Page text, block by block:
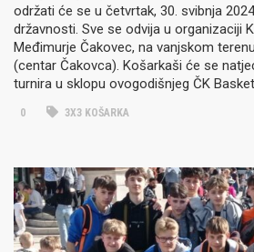
održati će se u četvrtak, 30. svibnja
državnosti. Sve se odvija u organizaciji
Međimurje Čakovec, na vanjskom
(centar Čakovca). Košarkaši će se
turnira u sklopu ovogodišnjeg ČK
0 3X3 KOŠARKA